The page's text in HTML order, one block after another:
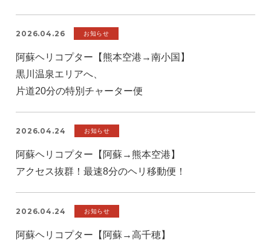
2026.04.26 お知らせ
阿蘇ヘリコプター【熊本空港→南小国】
黒川温泉エリアへ、
片道20分の特別チャーター便
2026.04.24 お知らせ
阿蘇ヘリコプター【阿蘇→熊本空港】
アクセス抜群！最速8分のヘリ移動便！
2026.04.24 お知らせ
阿蘇ヘリコプター【阿蘇→高千穂】